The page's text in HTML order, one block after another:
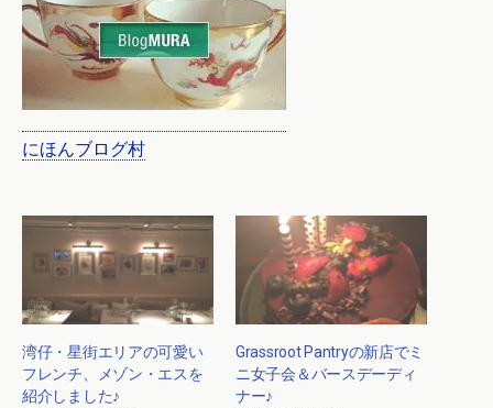
にほんブログ村
湾仔・星街エリアの可愛い
フレンチ、メゾン・エスを
紹介しました♪
Grassroot Pantryの新店でミ
ニ女子会＆バースデーディ
ナー♪